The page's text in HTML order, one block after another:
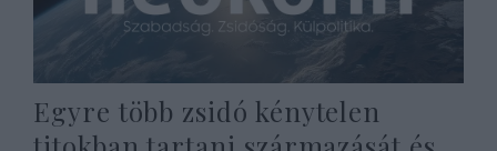
Egyre több zsidó kénytelen